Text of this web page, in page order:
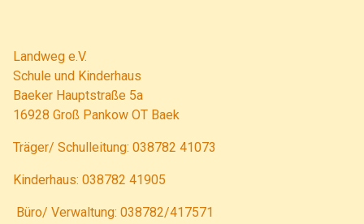
Landweg e.V.
Schule und Kinderhaus
Baeker Hauptstraße 5a
16928 Groß Pankow OT Baek
Träger/ Schulleitung: 038782 41073
Kinderhaus: 038782 41905
Büro/ Verwaltung: 038782/417571